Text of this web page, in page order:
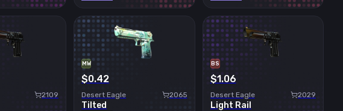
2109
MW
$0.42
Desert Eagle 2065
Tilted
BS
$1.06
Desert Eagle 2029
Light Rail